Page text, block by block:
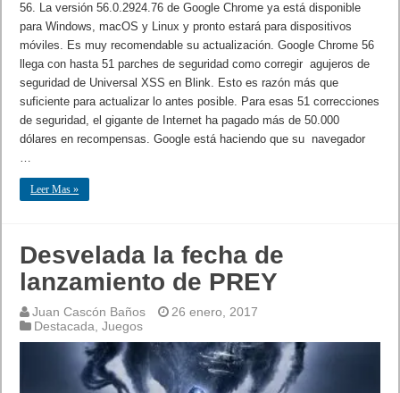
56. La versión 56.0.2924.76 de Google Chrome ya está disponible
para Windows, macOS y Linux y pronto estará para dispositivos
móviles. Es muy recomendable su actualización. Google Chrome 56
llega con hasta 51 parches de seguridad como corregir agujeros de
seguridad de Universal XSS en Blink. Esto es razón más que
suficiente para actualizar lo antes posible. Para esas 51 correcciones
de seguridad, el gigante de Internet ha pagado más de 50.000
dólares en recompensas. Google está haciendo que su navegador
…
Leer Mas »
Desvelada la fecha de
lanzamiento de PREY
Juan Cascón Baños
26 enero, 2017
Destacada ,Juegos